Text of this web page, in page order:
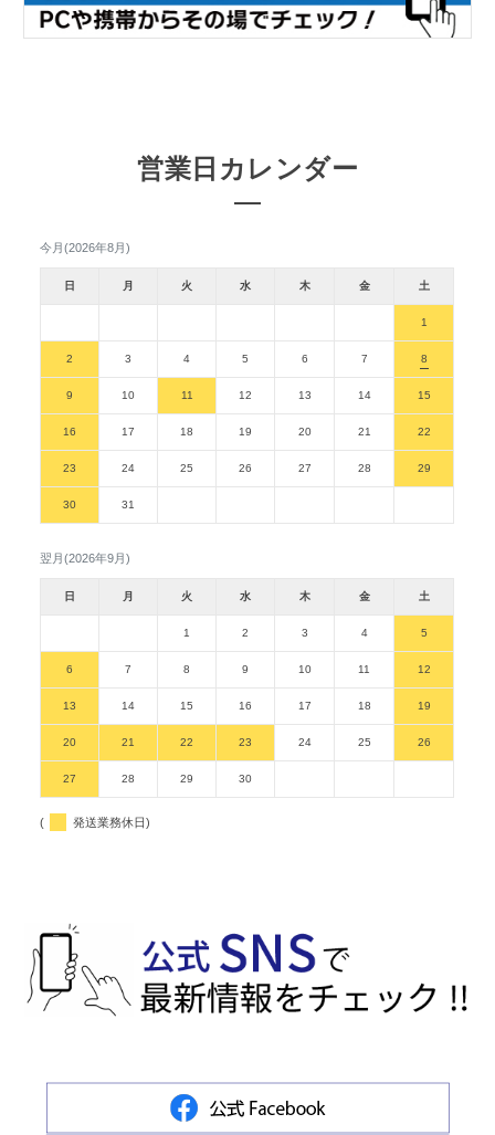
営業日カレンダー
今月(2026年8月)
日 月 火 水 木 金 土
1
2 3 4 5 6 7 8
9 10 11 12 13 14 15
16 17 18 19 20 21 22
23 24 25 26 27 28 29
30 31
翌月(2026年9月)
日 月 火 水 木 金 土
1 2 3 4 5
6 7 8 9 10 11 12
13 14 15 16 17 18 19
20 21 22 23 24 25 26
27 28 29 30
( 発送業務休日)